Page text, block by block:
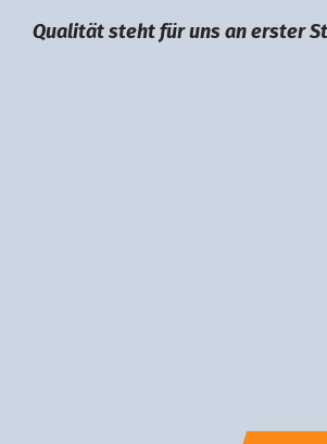
Qualität steht für uns an erster